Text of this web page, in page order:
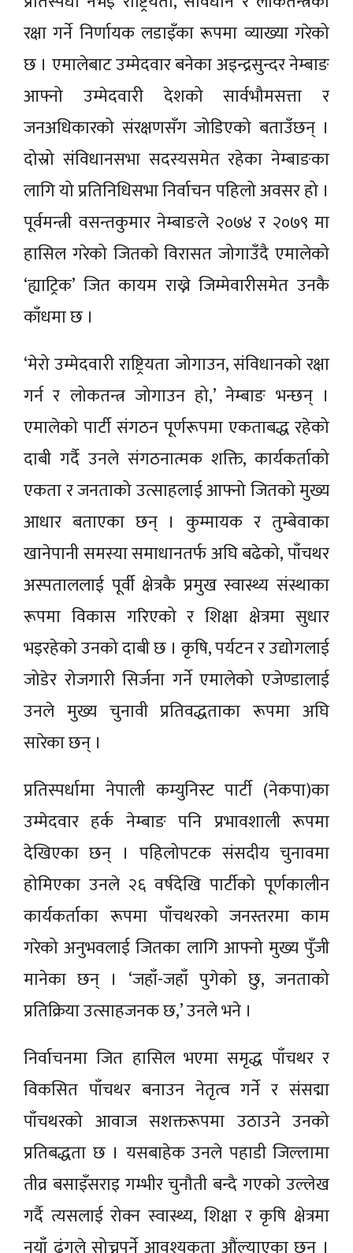
रक्षा गर्ने निर्णायक लडाइँका रूपमा व्याख्या गरेको
छ । एमालेबाट उम्मेदवार बनेका अइन्द्रसुन्दर नेम्बाङ
आफ्नो उम्मेदवारी देशको सार्वभौमसत्ता र
जनअधिकारको संरक्षणसँग जोडिएको बताउँछन् ।
दोस्रो संविधानसभा सदस्यसमेत रहेका नेम्बाङका
लागि यो प्रतिनिधिसभा निर्वाचन पहिलो अवसर हो ।
पूर्वमन्त्री वसन्तकुमार नेम्बाङले २०७४ र २०७९ मा
हासिल गरेको जितको विरासत जोगाउँदै एमालेको
‘ह्याट्रिक’ जित कायम राख्ने जिम्मेवारीसमेत उनकै
काँधमा छ ।
‘मेरो उम्मेदवारी राष्ट्रियता जोगाउन, संविधानको रक्षा
गर्न र लोकतन्त्र जोगाउन हो,’ नेम्बाङ भन्छन् ।
एमालेको पार्टी संगठन पूर्णरूपमा एकताबद्ध रहेको
दाबी गर्दै उनले संगठनात्मक शक्ति, कार्यकर्ताको
एकता र जनताको उत्साहलाई आफ्नो जितको मुख्य
आधार बताएका छन् । कुम्मायक र तुम्बेवाका
खानेपानी समस्या समाधानतर्फ अघि बढेको, पाँचथर
अस्पताललाई पूर्वी क्षेत्रकै प्रमुख स्वास्थ्य संस्थाका
रूपमा विकास गरिएको र शिक्षा क्षेत्रमा सुधार
भइरहेको उनको दाबी छ । कृषि, पर्यटन र उद्योगलाई
जोडेर रोजगारी सिर्जना गर्ने एमालेको एजेण्डालाई
उनले मुख्य चुनावी प्रतिवद्धताका रूपमा अघि
सारेका छन् ।
प्रतिस्पर्धामा नेपाली कम्युनिस्ट पार्टी (नेकपा)का
उम्मेदवार हर्क नेम्बाङ पनि प्रभावशाली रूपमा
देखिएका छन् । पहिलोपटक संसदीय चुनावमा
होमिएका उनले २६ वर्षदेखि पार्टीको पूर्णकालीन
कार्यकर्ताका रूपमा पाँचथरको जनस्तरमा काम
गरेको अनुभवलाई जितका लागि आफ्नो मुख्य पुँजी
मानेका छन् । ‘जहाँ-जहाँ पुगेको छु, जनताको
प्रतिक्रिया उत्साहजनक छ,’ उनले भने ।
निर्वाचनमा जित हासिल भएमा समृद्ध पाँचथर र
विकसित पाँचथर बनाउन नेतृत्व गर्ने र संसद्मा
पाँचथरको आवाज सशक्तरूपमा उठाउने उनको
प्रतिबद्धता छ । यसबाहेक उनले पहाडी जिल्लामा
तीव्र बसाइँसराइ गम्भीर चुनौती बन्दै गएको उल्लेख
गर्दै त्यसलाई रोक्न स्वास्थ्य, शिक्षा र कृषि क्षेत्रमा